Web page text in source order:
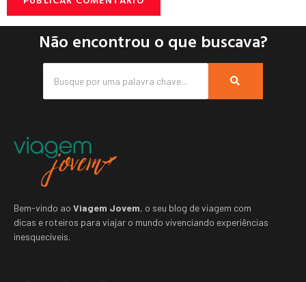
Não encontrou o que buscava?
Bem-vindo ao Viagem Jovem, o seu blog de viagem com
dicas e roteiros para viajar o mundo vivenciando experiências
inesquecíveis.